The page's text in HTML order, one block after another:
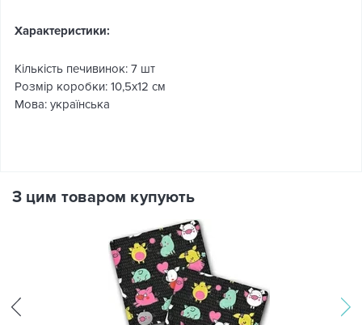
Характеристики:
Кількість печивинок: 7 шт
Розмір коробки: 10,5х12 см
Мова: українська
З цим товаром купують